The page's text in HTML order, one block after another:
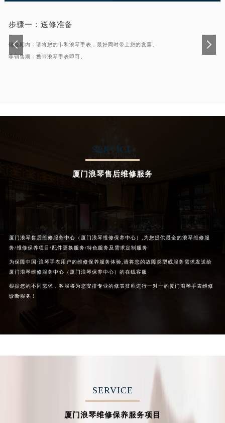
步骤一： 送修准备
销售期内：请将您的卡和浪琴手表，最好同时带上您的发票。
非销售期：携带浪琴手表即可。
SERVICE
厦门浪琴售后维修服务
厦门浪琴售后维修服务中心（厦门浪琴维修保养中心）,为您提供最全的浪琴维修服
务/维修保养项目/配件更换服务/特色服务及需求定制服务
为保障中国·浪琴手表用户的维修保养服务体验,请将您的故障类型或服务需求发送给
厦门浪琴维修服务中心（厦门浪琴保养中心）的在线客服
根据您的不同需求，客服将为您安排专业的修表技师进行一对一的厦门浪琴手表维修
诊断服务！
SERVICE
厦门浪琴维修保养服务项目